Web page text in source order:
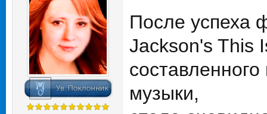
После успеха
Jackson's This
музыки,